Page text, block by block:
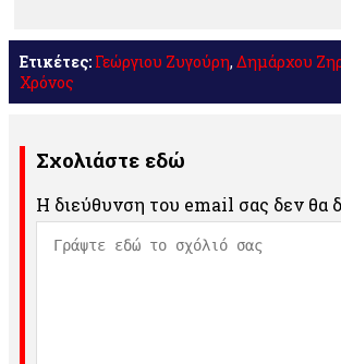
Ετικέτες: Γεώργιου Ζυγούρη, Δημάρχου
Χρόνος
Σχολιάστε εδώ
Η διεύθυνση του email σας δεν θα